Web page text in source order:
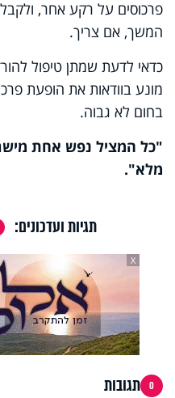
פרכוסים על רקע אחר, ולקבל
המשך, אם צריך.
כדאי לדעת שמתן טיפול
מונע בוודאות את הופעת
בחום לא גבוה.
"כל המציל נפש אחת
מלא".
תגיות ועדכונים:
X
0 תגובות